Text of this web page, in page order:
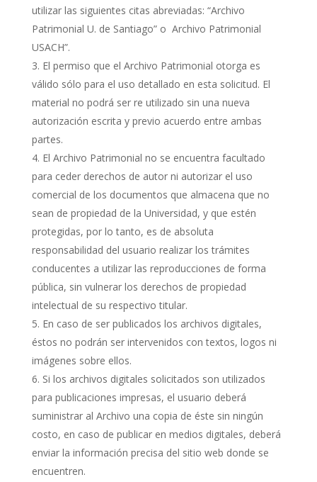
utilizar las siguientes citas abreviadas: “Archivo
Patrimonial U. de Santiago” o Archivo Patrimonial
USACH”.
El permiso que el Archivo Patrimonial otorga es
válido sólo para el uso detallado en esta solicitud. El
material no podrá ser re utilizado sin una nueva
autorización escrita y previo acuerdo entre ambas
partes.
El Archivo Patrimonial no se encuentra facultado
para ceder derechos de autor ni autorizar el uso
comercial de los documentos que almacena que no
sean de propiedad de la Universidad, y que estén
protegidas, por lo tanto, es de absoluta
responsabilidad del usuario realizar los trámites
conducentes a utilizar las reproducciones de forma
pública, sin vulnerar los derechos de propiedad
intelectual de su respectivo titular.
En caso de ser publicados los archivos digitales,
éstos no podrán ser intervenidos con textos, logos ni
imágenes sobre ellos.
Si los archivos digitales solicitados son utilizados
para publicaciones impresas, el usuario deberá
suministrar al Archivo una copia de éste sin ningún
costo, en caso de publicar en medios digitales, deberá
enviar la información precisa del sitio web donde se
encuentren.